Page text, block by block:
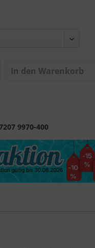
In den Warenkorb
9970-400